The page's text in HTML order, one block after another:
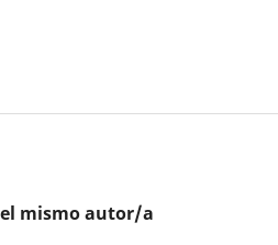
mismo autor/a